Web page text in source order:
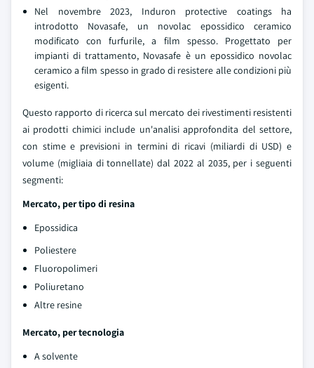
Nel novembre 2023, Induron protective coatings ha
introdotto Novasafe, un novolac epossidico ceramico
modificato con furfurile, a film spesso. Progettato per
impianti di trattamento, Novasafe è un epossidico novolac
ceramico a film spesso in grado di resistere alle condizioni più
esigenti.
Questo rapporto di ricerca sul mercato dei rivestimenti resistenti
ai prodotti chimici include un'analisi approfondita del settore,
con stime e previsioni in termini di ricavi (miliardi di USD) e
volume (migliaia di tonnellate) dal 2022 al 2035, per i seguenti
segmenti:
Mercato, per tipo di resina
Epossidica
Poliestere
Fluoropolimeri
Poliuretano
Altre resine
Mercato, per tecnologia
A solvente